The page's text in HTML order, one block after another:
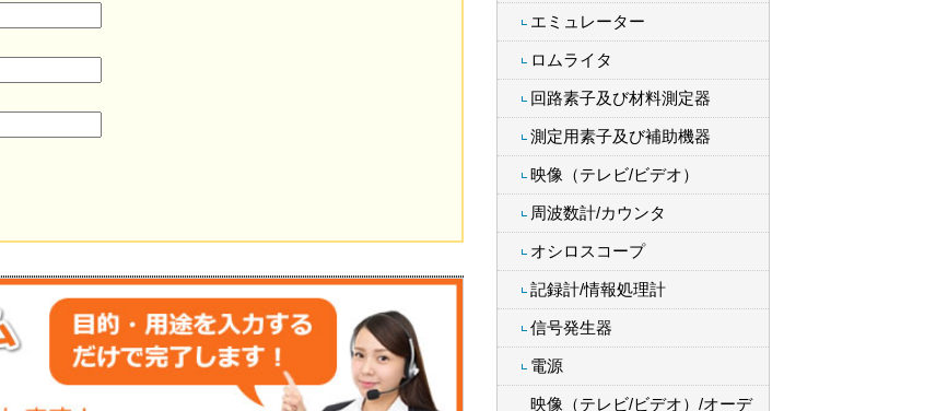
エミュレーター
ロムライタ
回路素子及び材料測定器
測定用素子及び補助機器
映像（テレビ/ビデオ）
周波数計/カウンタ
オシロスコープ
記録計/情報処理計
信号発生器
電源
映像（テレビ/ビデオ）/オーデ